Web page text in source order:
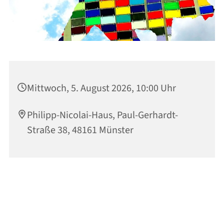
Mittwoch, 5. August 2026, 10:00 Uhr
Philipp-Nicolai-Haus, Paul-Gerhardt-
Straße 38, 48161 Münster